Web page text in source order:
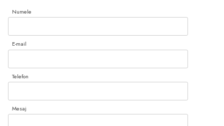
Numele
E-mail
Telefon
Mesaj